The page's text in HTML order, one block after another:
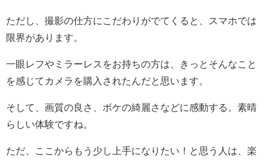
ただし、撮影の仕方にこだわりがでてくると、スマホでは
限界があります。
一眼レフやミラーレスをお持ちの方は、きっとそんなこと
を感じてカメラを購入されたんだと思います。
そして、画質の良さ、ボケの綺麗さなどに感動する。素晴
らしい体験ですね。
ただ、ここからもう少し上手になりたい！と思う人は、楽